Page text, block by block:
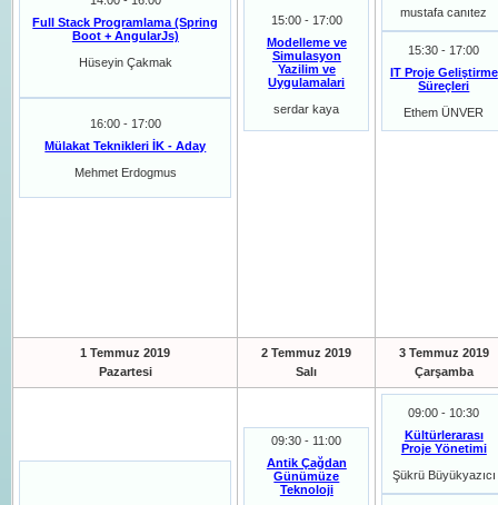
Full Stack Programlama (Spring
Boot + AngularJs)
Hüseyin Çakmak
16:00 - 17:00
Mülakat Teknikleri İK - Aday
Mehmet Erdogmus
15:00 - 17:00
Modelleme ve
Simulasyon
Yazilim ve
Uygulamalari
serdar kaya
mustafa canıtez
15:30 - 17:00
IT Proje Geliştirme
Süreçleri
Ethem ÜNVER
1 Temmuz 2019
Pazartesi
2 Temmuz 2019
Salı
3 Temmuz 2019
Çarşamba
09:30 - 11:00
Antik Çağdan
Günümüze
Teknoloji
09:00 - 10:30
Kültürlerarası
Proje Yönetimi
Şükrü Büyükyazıcı